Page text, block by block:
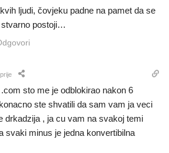
ljudi, čovjeku padne na pamet da se
stvarno postoji…
sto me je odblokirao nakon 6
ste shvatili da sam vam ja veci
drkadzija , ja cu vam na svakoj temi
svaki minus je jedna konvertibilna